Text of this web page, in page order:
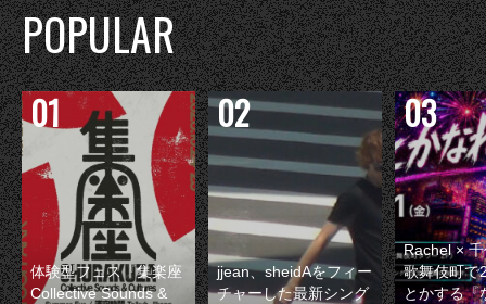
POPULAR
体験型フェス『集楽座
Collective Sounds &
jjean、sheidAをフィー
チャーした最新シング
Rachel ×
歌舞伎町で
とかする『